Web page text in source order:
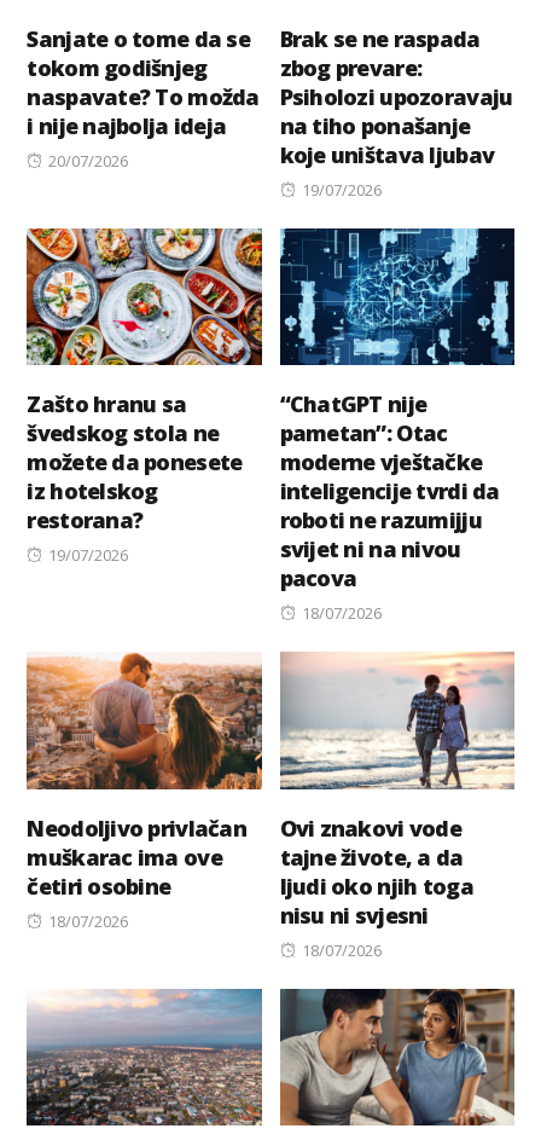
Sanjate o tome da se
tokom godišnjeg
naspavate? To možda
i nije najbolja ideja
Posted
20/07/2026
Brak se ne raspada
zbog prevare:
Psiholozi upozoravaju
na tiho ponašanje
koje uništava ljubav
Posted
19/07/2026
Zašto hranu sa
švedskog stola ne
možete da ponesete
iz hotelskog
restorana?
Posted
19/07/2026
“ChatGPT nije
pametan”: Otac
moderne vještačke
inteligencije tvrdi da
roboti ne razumijju
svijet ni na nivou
pacova
Posted
18/07/2026
Neodoljivo privlačan
muškarac ima ove
četiri osobine
Posted
18/07/2026
Ovi znakovi vode
tajne živote, a da
ljudi oko njih toga
nisu ni svjesni
Posted
18/07/2026